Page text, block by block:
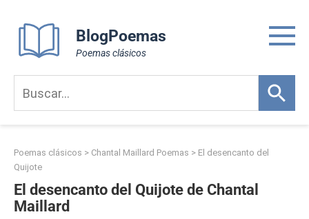
content
BlogPoemas
Poemas clásicos
Poemas clásicos > Chantal Maillard Poemas > El desencanto del
Quijote
El desencanto del Quijote de Chantal
Maillard